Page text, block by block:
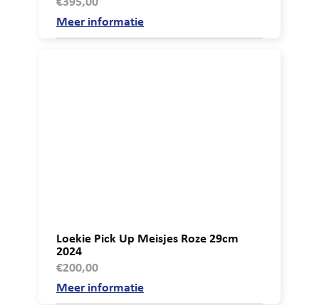
Meer informatie
Loekie Pick Up Meisjes Roze 29cm
2024
€200,00
Meer informatie